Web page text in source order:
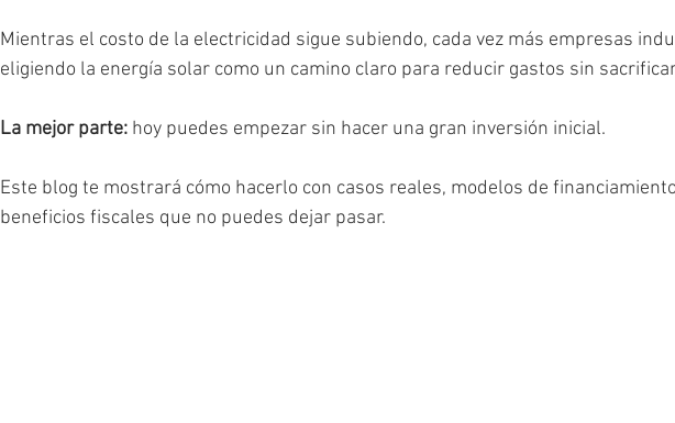
Mientras el costo de la electricidad sigue subiendo, cada vez más empresas
eligiendo la energía solar como un camino claro para reducir gastos sin
La mejor parte: hoy puedes empezar sin hacer una gran inversión inicial.
Este blog te mostrará cómo hacerlo con casos reales, modelos de
beneficios fiscales que no puedes dejar pasar.